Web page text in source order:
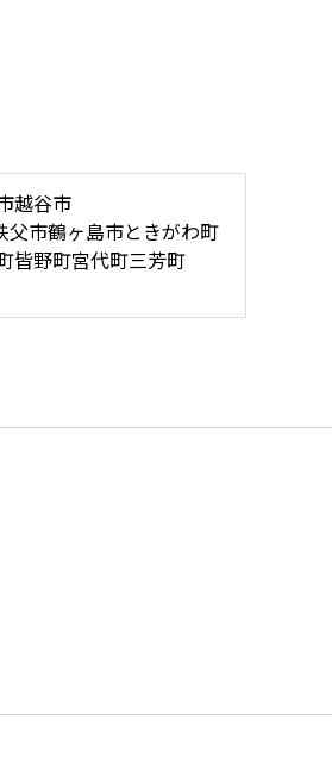
越谷市
父市鶴ヶ島市ときがわ町
皆野町宮代町三芳町